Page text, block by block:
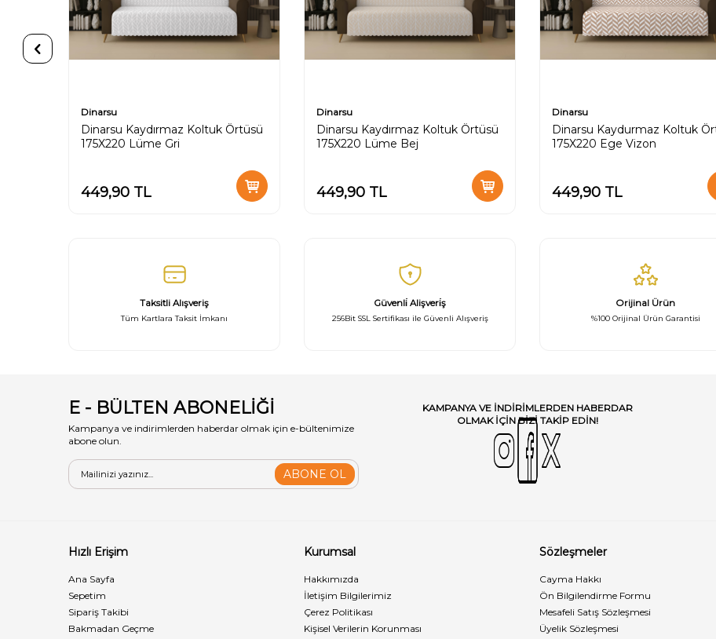
Dinarsu
Dinarsu Kaydırmaz Koltuk Örtüsü
175X220 Lüme Gri
449,90 TL
Dinarsu
Dinarsu Kaydırmaz Koltuk Örtüsü
175X220 Lüme Bej
449,90 TL
Dinarsu
Dinarsu Kaydurmaz Koltuk
175X220 Ege Vizon
449,90 TL
Taksitli Alışveriş
Tüm Kartlara Taksit İmkanı
Güvenli̇ Alişveri̇ş
256Bit SSL Sertifikası ile Güvenli Alışveriş
Orijinal Ürün
%100 Orijinal Ürün Garantisi
E - BÜLTEN ABONELİĞİ
Kampanya ve indirimlerden haberdar olmak için e-bültenimize
abone olun.
ABONE OL
KAMPANYA VE INDIRIMLERDEN HABERDAR
OLMAK IÇIN BIZI TAKIP EDIN!
Hızlı Erişim
Ana Sayfa
Sepetim
Sipariş Takibi
Bakmadan Geçme
Kurumsal
Hakkımızda
İletişim Bilgilerimiz
Çerez Politikası
Kişisel Verilerin Korunması
Sözleşmeler
Cayma Hakkı
Ön Bilgilendirme Formu
Mesafeli Satış Sözleşmesi
Üyelik Sözleşmesi